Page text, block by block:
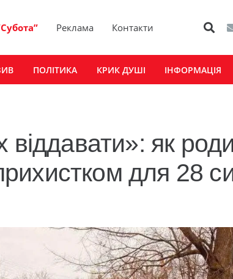
Реклама Контакти
ПОЛІТИКА КРИК ДУШІ ІНФОРМАЦІЯ
як
для 28